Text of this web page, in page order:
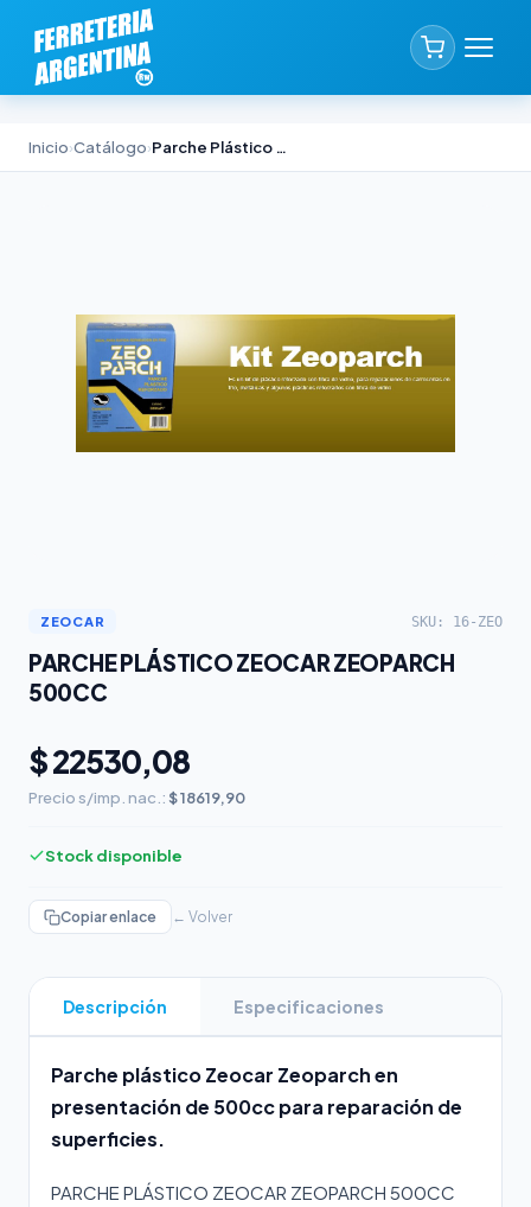
Inicio›Catálogo› Parche Plástico Zeocar Zeoparch 500cc
ZEOCAR SKU: 16-ZEO
PARCHE PLÁSTICO ZEOCAR ZEOPARCH
500CC
$ 22530,08
Precio s/imp. nac.: $ 18619,90
Stock disponible
Copiar enlace ← Volver
Descripción Especificaciones
Parche plástico Zeocar Zeoparch en
presentación de 500cc para reparación de
superficies.
PARCHE PLÁSTICO ZEOCAR ZEOPARCH 500CC